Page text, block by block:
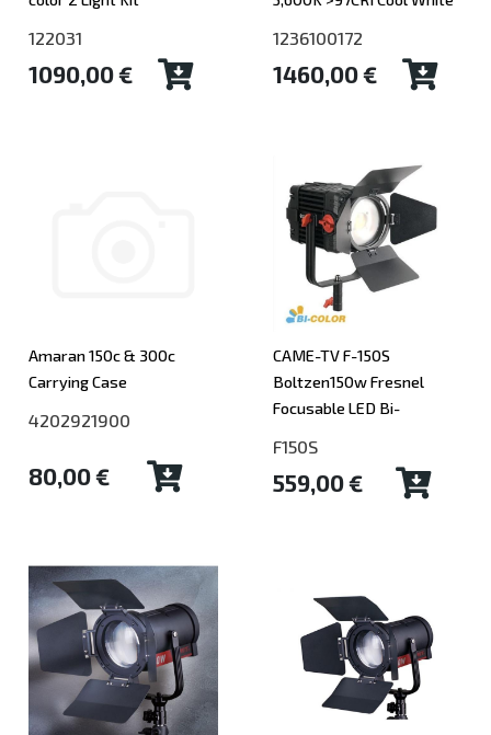
122031
1090,00 €
1236100172
1460,00 €
Amaran 150c & 300c
Carrying Case
4202921900
80,00 €
CAME-TV F-150S
Boltzen150w Fresnel
Focusable LED Bi-
F150S
559,00 €